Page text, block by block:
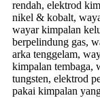
rendah, elektrod
nikel & kobalt,
wayar kimpalan
berpelindung gas,
arka tenggelam,
kimpalan
tungsten, elektrod
pakai kimpalan